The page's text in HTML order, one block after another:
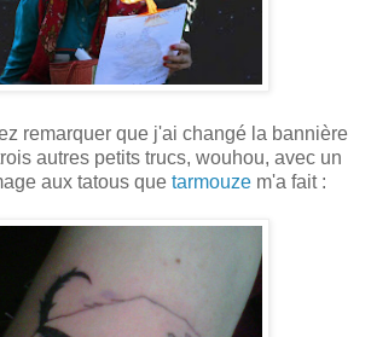
remarquer que j'ai changé la bannière
autres petits trucs, wouhou, avec un
aux tatous que tarmouzem'a fait :